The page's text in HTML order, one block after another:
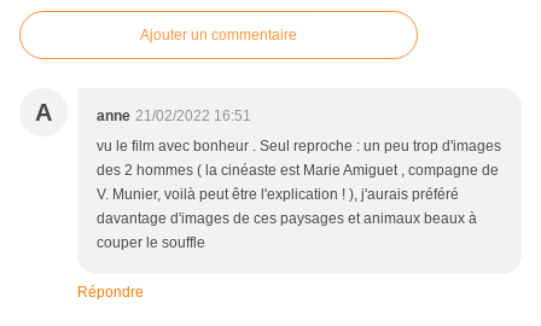
Ajouter un commentaire
A anne 21/02/2022 16:51
vu le film avec bonheur . Seul reproche : un peu trop d'images
des 2 hommes ( la cinéaste est Marie Amiguet , compagne de
V. Munier, voilà peut être l'explication ! ), j'aurais préféré
davantage d'images de ces paysages et animaux beaux à
couper le souffle
Répondre